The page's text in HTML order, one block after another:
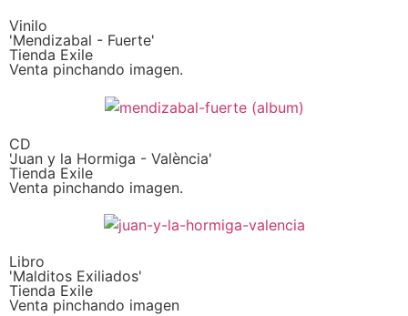
Vinilo
'Mendizabal - Fuerte'
Tienda Exile
Venta pinchando imagen.
CD
'Juan y la Hormiga - València'
Tienda Exile
Venta pinchando imagen.
Libro
'Malditos Exiliados'
Tienda Exile
Venta pinchando imagen